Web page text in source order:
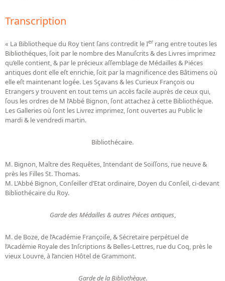
Transcription
« La Bibliotheque du Roy tient ſans contredit le Ier rang entre toutes les
Bibliothéques, ſoit par le nombre des Manuſcrits & des Livres imprimez
qu’elle contient, & par le précieux aſſemblage de Médailles & Piéces
antiques dont elle eſt enrichie, ſoit par la magnificence des Bâtimens où
elle eſt maintenant logée. Les Sçavans & les Curieux François ou
Etrangers y trouvent en tout tems un accès facile auprès de ceux qui,
ſous les ordres de M l’Abbé Bignon, ſont attachez à cette Bibliothéque.
Les Galleries où ſont les Livrez imprimez, ſont ouvertes au Public le
mardi & le vendredi martin.
Bibliothécaire.
M. Bignon, Maître des Requêtes, Intendant de Soiſſons, rue neuve &
près les Filles St. Thomas.
M. L’Abbé Bignon, Conſeiller d’Etat ordinaire, Doyen du Conſeil, ci-devant
Bibliothécaire du Roy.
Garde des Médailles & autres Piéces antiques,
M. de Boze, de l’Académie Françoiſe, & Sécretaire perpétuel de
l’Académie Royale des Inſcriptions & Belles-Lettres, rue du Coq, près le
vieux Louvre, à l’ancien Hôtel de Grammont.
Garde de la Bibliothèque.